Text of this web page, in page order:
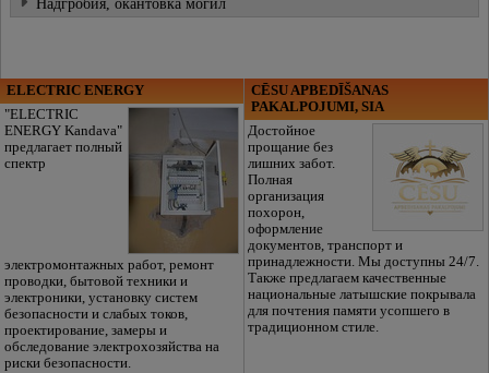
ELECTRIC ENERGY
"ELECTRIC
ENERGY Kandava"
предлагает полный
спектр
электромонтажных работ, ремонт
проводки, бытовой техники и
электроники, установку систем
безопасности и слабых токов,
проектирование, замеры и
обследование электрохозяйства на
риски безопасности.
CĒSU APBEDĪŠANAS
PAKALPOJUMI, SIA
Достойное
прощание без
лишних забот.
Полная
организация
похорон,
оформление
документов, транспорт и
принадлежности. Мы доступны 24/7.
Также предлагаем качественные
национальные латышские покрывала
для почтения памяти усопшего в
традиционном стиле.